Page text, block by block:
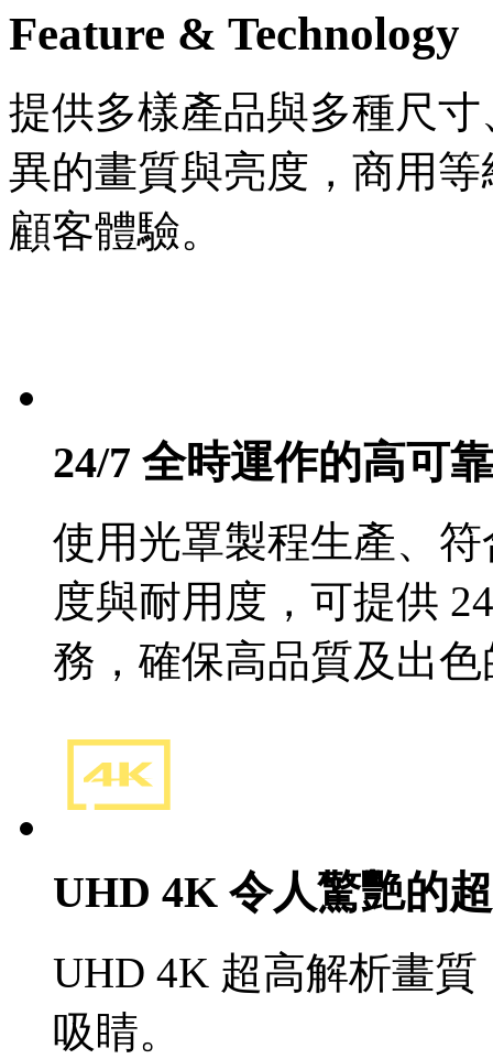
Feature & Technology
提供多樣產品與多種尺
異的畫質與亮度，商用
顧客體驗。
24/7 全時運作的高可
使用光罩製程生產、
度與耐用度，可提供
務，確保高品質及出
UHD 4K 令人驚艷的
UHD 4K 超高解析畫
吸睛。